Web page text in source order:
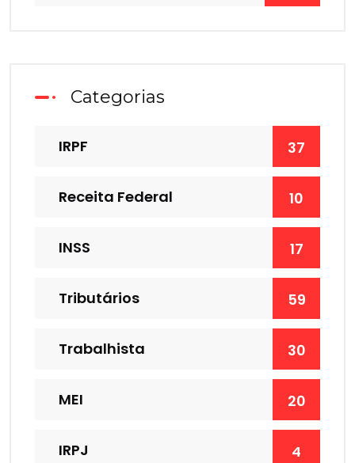
Categorias
IRPF 37
Receita Federal 10
INSS 17
Tributários 59
Trabalhista 30
MEI 20
IRPJ 4